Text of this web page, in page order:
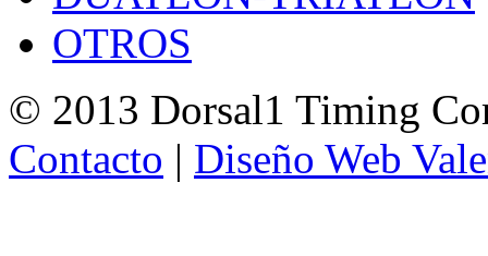
OTROS
© 2013 Dorsal1 Timing
Contacto | Diseño Web